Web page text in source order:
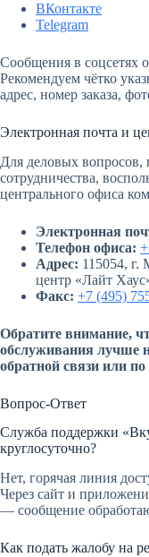
ВКонтакте
Telegram
Сообщения в соцсетях
Рекомендуем чётко
адрес, номер заказа,
Электронная почта и
Для деловых
сотрудничества,
центрального офиса
Электронная
Телефон офиса:
Адрес: 115054, г.
центр «Лайт
Факс: +7 (495)
Обратите внимание,
обслуживания лучше
обратной связи или
Вопрос-Ответ
Служба поддержки
круглосуточно?
Нет, горячая линия
Через сайт и
— сообщение
Как подать жалобу на